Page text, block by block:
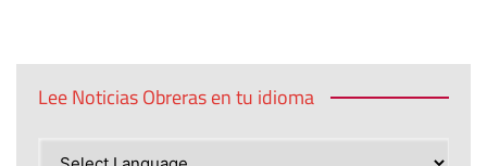
Lee Noticias Obreras en tu idioma